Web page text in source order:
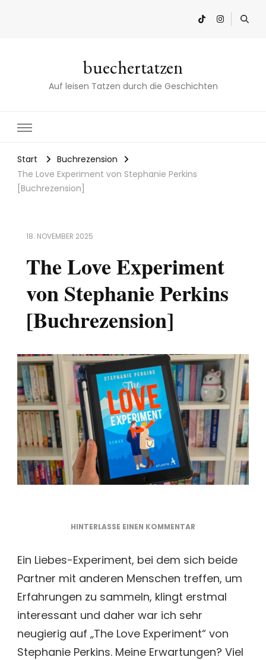
buechertatzen
Auf leisen Tatzen durch die Geschichten
Start
Buchrezension
The Love Experiment von Stephanie Perkins
[Buchrezension]
18. NOVEMBER 2025
The Love Experiment
von Stephanie Perkins
[Buchrezension]
HINTERLASSE EINEN KOMMENTAR
EXPERIMENT
VON
PERKINS
[BUCHREZENSION]
Ein Liebes-Experiment, bei dem sich beide
Partner mit anderen Menschen treffen, um
Erfahrungen zu sammeln, klingt erstmal
interessant und daher war ich sehr
neugierig auf „The Love Experiment“ von
Stephanie Perkins. Meine Erwartungen? Viel